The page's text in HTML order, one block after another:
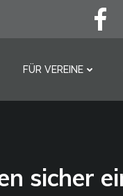
FÜR VEREINE